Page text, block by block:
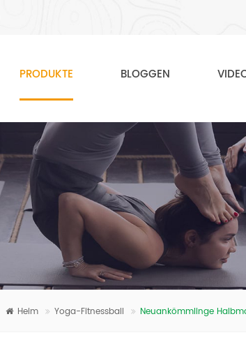
PRODUKTE BLOGGEN
Heim Yoga-Fitnessball Neuankömmlinge